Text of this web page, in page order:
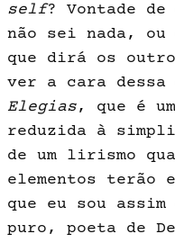
self? Vontade
não sei nada, ou
que dirá os
ver a cara dessa
Elegias, que é
reduzida à
de um lirismo
elementos terão
que eu sou
puro, poeta de